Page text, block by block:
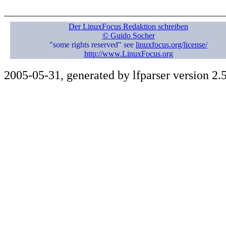
Der LinuxFocus Redaktion schreiben
© Guido Socher
"some rights reserved" see linuxfocus.org/license/
http://www.LinuxFocus.org
2005-05-31, generated by lfparser version